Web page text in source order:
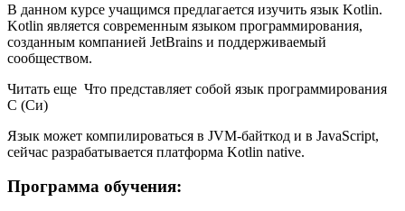
В данном курсе учащимся предлагается изучить язык Kotlin.
Kotlin является современным языком программирования,
созданным компанией JetBrains и поддерживаемый
сообществом.
Читать еще Что представляет собой язык программирования
C (Си)
Язык может компилироваться в JVM-байткод и в JavaScript,
сейчас разрабатывается платформа Kotlin native.
Программа обучения: